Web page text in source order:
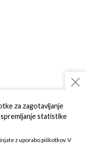
za zagotavljanje
statistike
z uporabo piškotkov. V